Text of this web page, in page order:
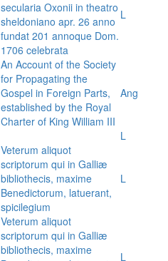
secularia Oxonii in theatro
sheldoniano apr. 26 anno
fundat 201 annoque Dom.
1706 celebrata
L
An Account of the Society
for Propagating the
Gospel in Foreign Parts,
established by the Royal
Charter of King William III
Ang
L
Veterum aliquot
scriptorum qui in Galliæ
bibliothecis, maxime
Benedictorum, latuerant,
spicilegium
L
Veterum aliquot
scriptorum qui in Galliæ
bibliothecis, maxime
L